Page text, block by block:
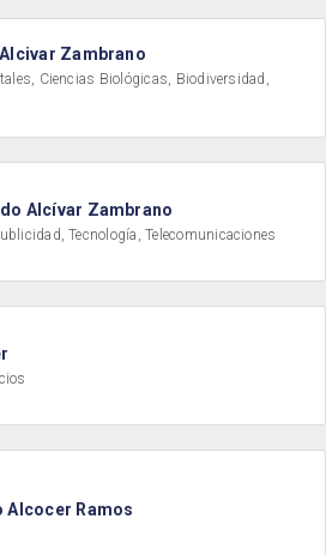
Zambrano
Ciencias Biológicas, Biodiversidad,
Alcívar Zambrano
Tecnología, Telecomunicaciones
Alcocer Ramos